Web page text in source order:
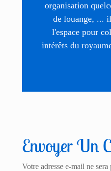
organisation
de louange, ...
l'espace pour
intérêts du
Envoyer Un
Votre adresse e-mail ne sera